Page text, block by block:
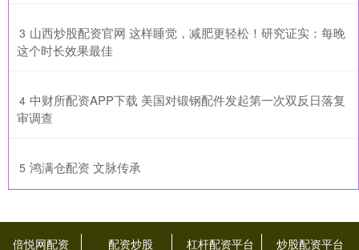
3 ​山西炒股配资官网 这样睡觉，减肥更轻松！研究证实：每晚
这个时长效果最佳
4 ​中财所配资APP下载 美国对锻钢配件发起第一次双反日落复
审调查
5 ​鸿满仓配资 文脉传承
倍悦网配资 配资炒股 杠杆配资平台 炒股配资平台